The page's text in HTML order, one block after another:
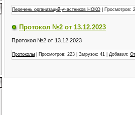
Перечень организаций-участников НОКО | Просмотров:
Протокол №2 от 13.12.2023
Протокол №2 от 13.12.2023
Протоколы | Просмотров: 223 | Загрузок: 41 | Добавил: